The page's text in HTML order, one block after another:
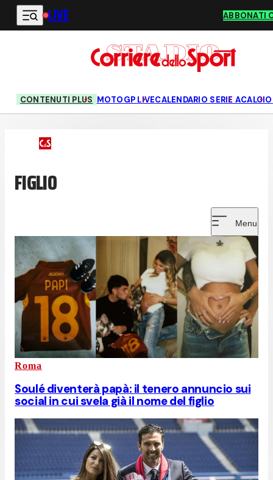
Vai al contenuto principale
LIVE ABBONATI
CONTENUTI PLUS MOTOGP LIVECALENDARIO SERIE ACALCIO
FIGLIO
Menu
Roma
Soulé diventerà papà: il tenero annuncio sui
social in cui svela già il nome del figlio